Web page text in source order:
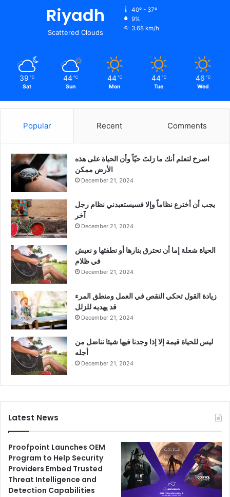
Riyadh
Scattered Clouds
40º - 37º
9%
3.68 km/h
39 ℃
Sat
44 ℃
Sun
44 ℃
Mon
44 ℃
Tue
46 ℃
Wed
Popular Recent Comments
‫اصرخ لتعلم أنك ما زلتَ حيّاً وأن الحياة على هذه
الأرض ممكن
December 21, 2024
يجب أن أخترع نظاماً وإلا فسيستعبدني نظام رجل
آخر
December 21, 2024
الحياة شعلة إما أن نحترق بنارها أو نطفئها و نعيش
في ظلام
December 21, 2024
زيادة القول تحكي النقص في العمل ومنطق المرء
قد يهديه للزلل
December 21, 2024
ليس للحياة قيمة إلا إذا وجدنا فيها شيئا نناضل من
أجله
December 21, 2024
Latest News
Proofpoint Launches OEM
Program to Help Security
Providers Embed Trusted
Threat Intelligence and
Detection Capabilities